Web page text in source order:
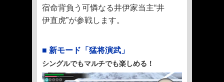
宿命背負う可憐なる井伊家当主“井
伊直虎”が参戦します。
■ 新モード「猛将演武」
シングルでもマルチでも楽しめる！